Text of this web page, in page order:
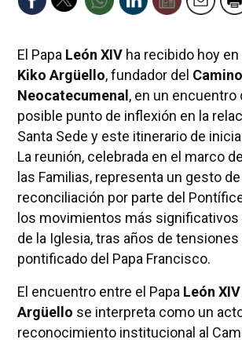
El Papa León XIVha recibido hoy en
Kiko Argüello, fundador del Camino
Neocatecumenal, en un encuentro
posible punto de inflexión en la
Santa Sede y este itinerario de
La reunión, celebrada en el marco
las Familias, representa un gesto
reconciliación por parte del
los movimientos más
de la Iglesia, tras años de
pontificado del Papa Francisco.
El encuentro entre el Papa León XIV
Argüello se interpreta como un
reconocimiento institucional al